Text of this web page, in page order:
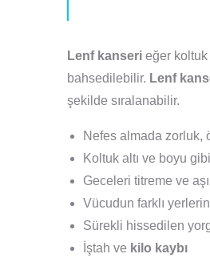
Lenf kanseri eğer
bahsedilebilir. Lenf
şekilde sıralanabilir.
Nefes almada zorluk,
Koltuk altı ve boyu
Geceleri titreme ve
Vücudun farklı
Sürekli hissedilen
İştah ve kilo kaybı